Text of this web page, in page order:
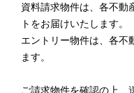
資料請求物件は、各不動
トをお届けいたします。
エントリー物件は、各不
ます。
ご請求物件を確認の上、